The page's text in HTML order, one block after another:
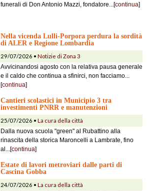
funerali di Don Antonio Mazzi, fondatore...[continua]
Nella vicenda Lulli-Porpora perdura la sordità
di ALER e Regione Lombardia
29/07/2026 • Notizie di Zona 3
Avvicinandosi agosto con la relativa pausa generale
e il caldo che continua a sfinirci, non facciamo...
[continua]
Cantieri scolastici in Municipio 3 tra
investimenti PNRR e manutenzioni
25/07/2026 • La cura della città
Dalla nuova scuola "green" al Rubattino alla
rinascita della storica Maroncelli a Lambrate, fino
al...[continua]
Estate di lavori metroviari dalle parti di
Cascina Gobba
24/07/2026 • La cura della città